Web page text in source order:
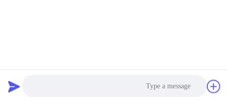
النشر © 2021-2026 uvledsmd.com . كل الحقوق محفوظة.